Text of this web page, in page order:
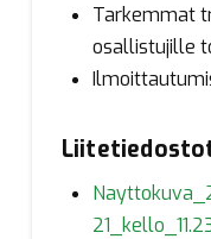
Tarkemmat
osallistujille